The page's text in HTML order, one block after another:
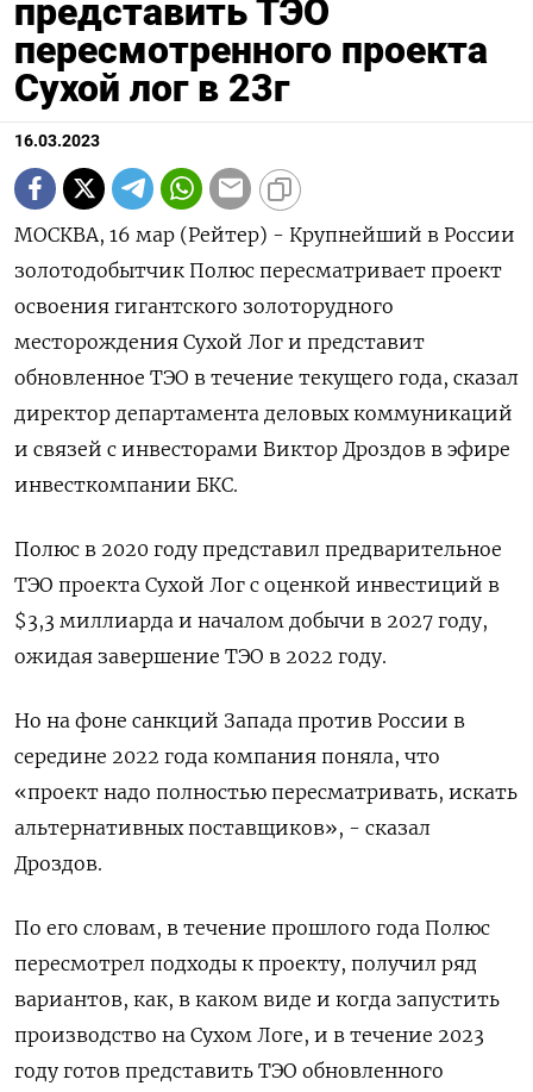
представить ТЭО
пересмотренного проекта
Сухой лог в 23г
16.03.2023
МОСКВА, 16 мар (Рейтер) - Крупнейший в России
золотодобытчик Полюс пересматривает проект
освоения гигантского золоторудного
месторождения Сухой Лог и представит
обновленное ТЭО в течение текущего года, сказал
директор департамента деловых коммуникаций
и связей с инвесторами Виктор Дроздов в эфире
инвесткомпании БКС.
Полюс в 2020 году представил предварительное
ТЭО проекта Сухой Лог с оценкой инвестиций в
$3,3 миллиарда и началом добычи в 2027 году,
ожидая завершение ТЭО в 2022 году.
Но на фоне санкций Запада против России в
середине 2022 года компания поняла, что
«проект надо полностью пересматривать, искать
альтернативных поставщиков», - сказал
Дроздов.
По его словам, в течение прошлого года Полюс
пересмотрел подходы к проекту, получил ряд
вариантов, как, в каком виде и когда запустить
производство на Сухом Логе, и в течение 2023
году готов представить ТЭО обновленного